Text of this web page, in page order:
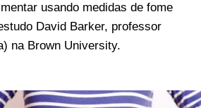
usando medidas de fome
David Barker, professor
na Brown University.